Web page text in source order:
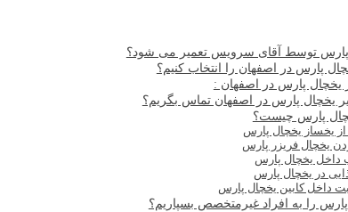
پارس توسط آقای سرویس تعمیر می شود؟
پارس در اصفهان را انتخاب کنیم؟
یخچال پارس در اصفهان :
یخچال پارس در اصفهان تماس بگریم؟
پارس چیست؟
یخساز یخچال پارس
یخچال فریزر پارس
داخل یخچال پارس
در یخچال پارس
داخل کابین یخچال پارس
پارس را به افراد غیرمتخصص بسپاریم؟